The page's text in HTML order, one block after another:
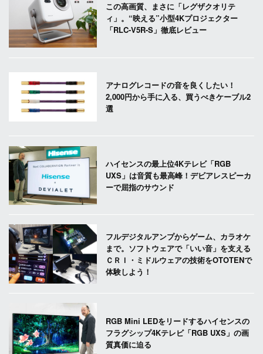
この高画質、まさに「レグザクオリテ
ィ」。“映える”小型4Kプロジェクター
「RLC-V5R-S」徹底レビュー
アナログレコードの音を良くしたい！
2,000円から手に入る、買うべきケーブル2
選
ハイセンスの最上位4Kテレビ「RGB
UXS」は音質も最高峰！デビアレスピーカ
ーで屈指のサウンド
フルデジタルアンプからゲーム、カラオケ
まで。ソフトウェアで「いい音」を支える
ＣＲＩ・ミドルウェアの技術をOTOTENで
体験しよう！
RGB Mini LEDをリードするハイセンスの
フラグシップ4Kテレビ「RGB UXS」の画
質真価に迫る